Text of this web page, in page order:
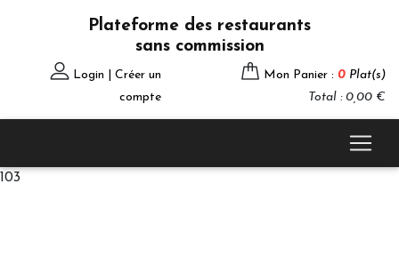
Plateforme des restaurants
sans commission
Login | Créer un
compte
Mon Panier : 0 Plat(s)
Total : 0,00 €
103